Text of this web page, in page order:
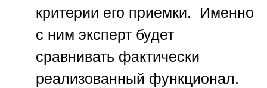
критерии его приемки. Именно
с ним эксперт будет
сравнивать фактически
реализованный функционал.